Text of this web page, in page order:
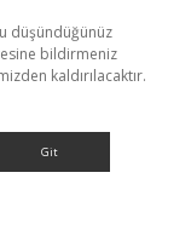
düşündüğünüz
bildirmeniz
kaldırılacaktır.